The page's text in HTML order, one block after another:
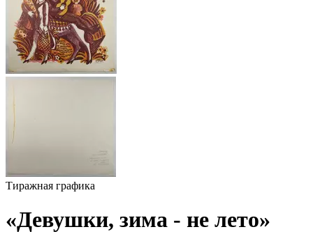
Тиражная графика
«Девушки, зима - не лето»